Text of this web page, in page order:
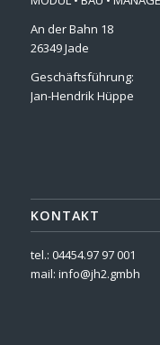
An der Bahn 18
26349 Jade
Geschäftsführung:
Jan-Hendrik Hüppe
KONTAKT
tel.: 04454.97 97 001
mail: info@jh2.gmbh